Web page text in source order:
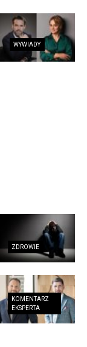
WYWIADY
ZDROWIE
KOMENTARZ
EKSPERTA